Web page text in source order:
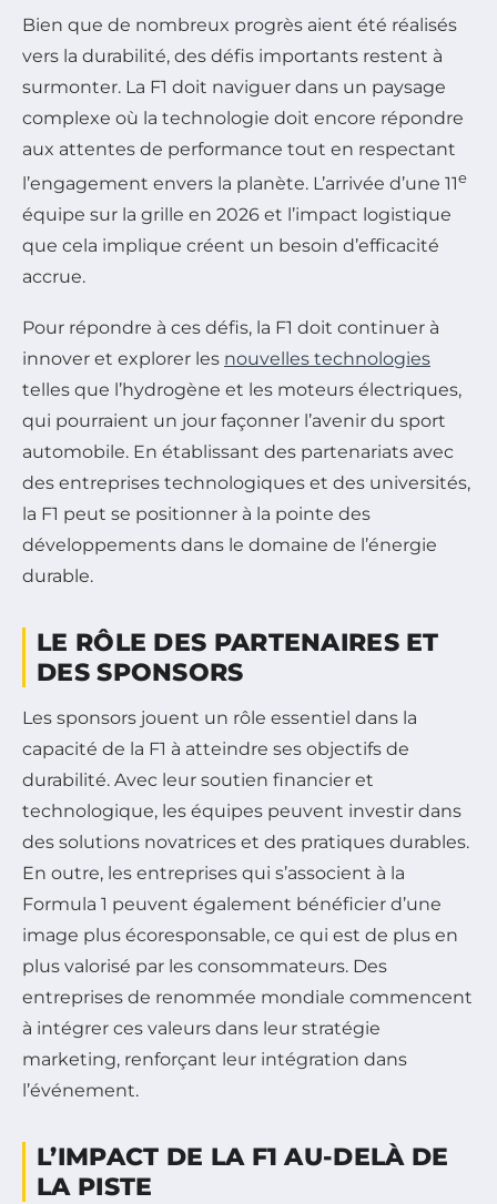
Bien que de nombreux progrès aient été réalisés
vers la durabilité, des défis importants restent à
surmonter. La F1 doit naviguer dans un paysage
complexe où la technologie doit encore répondre
aux attentes de performance tout en respectant
l’engagement envers la planète. L’arrivée d’une 11e
équipe sur la grille en 2026 et l’impact logistique
que cela implique créent un besoin d’efficacité
accrue.
Pour répondre à ces défis, la F1 doit continuer à
innover et explorer les nouvelles technologies
telles que l’hydrogène et les moteurs électriques,
qui pourraient un jour façonner l’avenir du sport
automobile. En établissant des partenariats avec
des entreprises technologiques et des universités,
la F1 peut se positionner à la pointe des
développements dans le domaine de l’énergie
durable.
LE RÔLE DES PARTENAIRES ET
DES SPONSORS
Les sponsors jouent un rôle essentiel dans la
capacité de la F1 à atteindre ses objectifs de
durabilité. Avec leur soutien financier et
technologique, les équipes peuvent investir dans
des solutions novatrices et des pratiques durables.
En outre, les entreprises qui s’associent à la
Formula 1 peuvent également bénéficier d’une
image plus écoresponsable, ce qui est de plus en
plus valorisé par les consommateurs. Des
entreprises de renommée mondiale commencent
à intégrer ces valeurs dans leur stratégie
marketing, renforçant leur intégration dans
l’événement.
L’IMPACT DE LA F1 AU-DELÀ DE
LA PISTE